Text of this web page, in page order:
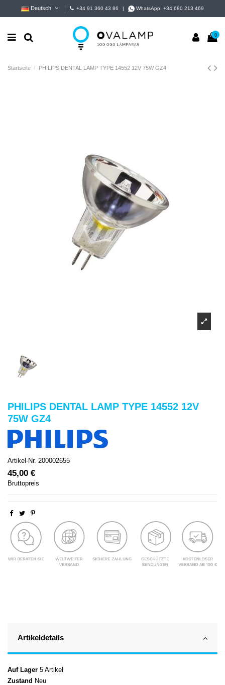
Deutsch +34 91 360 43 86 WhatsApp:+34 680 213 469
0
Startseite PHILIPS DENTAL LAMP TYPE 14552 12V 75W GZ4
PHILIPS DENTAL LAMP TYPE 14552 12V
75W GZ4
Artikel-Nr. 200002655
45,00 €
Bruttopreis
Artikeldetails
Auf Lager 5 Artikel
Zustand Neu